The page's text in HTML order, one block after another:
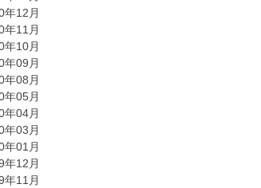
年12月
年11月
年10月
年09月
年08月
年05月
年04月
年03月
年01月
年12月
年11月